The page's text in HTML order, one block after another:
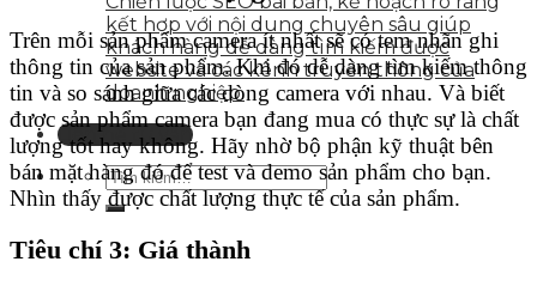
kết hợp với nội dung chuyên sâu giúp
khách hàng dễ dàng tìm kiếm được
website và các kênh truyền thông của
doanh nghiệp.
Liên hệ tư vấn
Trên mỗi sản phẩm camera ít nhất sẽ có tem nhãn ghi
thông tin của sản phẩm. Khi đó dễ dàng tìm kiếm thông
tin và so sánh giữa các dòng camera với nhau. Và biết
được sản phẩm camera bạn đang mua có thực sự là chất
lượng tốt hay không. Hãy nhờ bộ phận kỹ thuật bên
bán mặt hàng đó để test và demo sản phẩm cho bạn.
Nhìn thấy được chất lượng thực tế của sản phẩm.
Tiêu chí 3: Giá thành